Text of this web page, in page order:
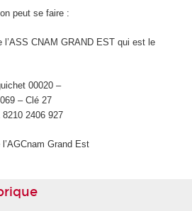
peut se faire :
l’ASS CNAM GRAND EST qui est le
00020 –
– Clé 27
8210 2406 927
l’AGCnam Grand Est